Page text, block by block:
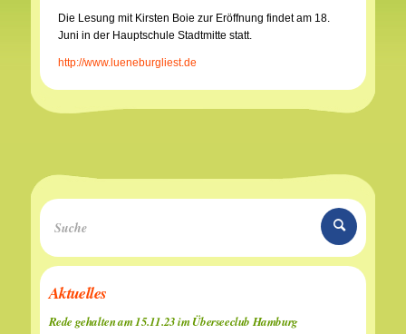
Die Lesung mit Kirsten Boie zur Eröffnung findet am 18.
Juni in der Hauptschule Stadtmitte statt.
http://www.lueneburgliest.de
Aktuelles
Rede gehalten am 15.11.23 im Überseeclub Hamburg